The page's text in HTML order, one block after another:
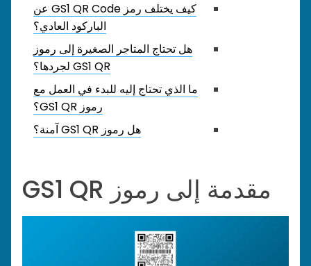
كيف يختلف رمز GS1 QR Code عن
الباركود العادي؟
هل تحتاج المتاجر الصغيرة إلى رموز
GS1 QR لجردها؟
ما الذي تحتاج إليه للبدء في العمل مع
رموز GS1 QR؟
هل رموز GS1 QR آمنة؟
مقدمة إلى رموز GS1 QR